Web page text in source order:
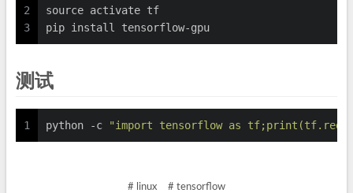
2
3
source activate tf
pip install tensorflow-gpu
测试
1 python -c "import tensorflow as
# linux # tensorflow